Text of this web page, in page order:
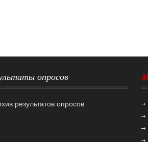
опросов
результатов опросов